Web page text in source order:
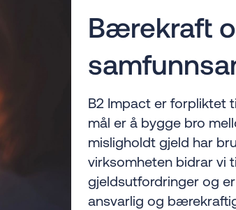
Bærekraft
B2 Impact er forpliktet
mål er å bygge bro
misligholdt gjeld har
virksomheten bidrar vi
gjeldsutfordringer og
ansvarlig og